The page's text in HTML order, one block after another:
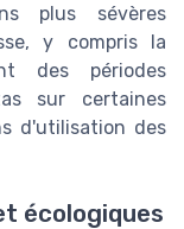
plus sévères
y compris la
des périodes
sur certaines
d'utilisation des
écologiques